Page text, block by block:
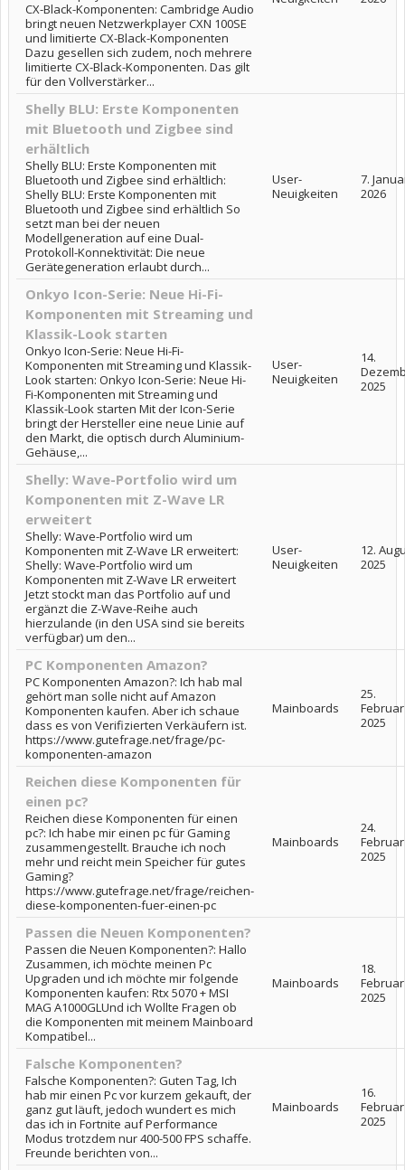
CX-Black-Komponenten: Cambridge Audio
bringt neuen Netzwerkplayer CXN 100SE
und limitierte CX-Black-Komponenten
Dazu gesellen sich zudem, noch mehrere
limitierte CX-Black-Komponenten. Das gilt
für den Vollverstärker...
Shelly BLU: Erste Komponenten
mit Bluetooth und Zigbee sind
erhältlich
Shelly BLU: Erste Komponenten mit
Bluetooth und Zigbee sind erhältlich:
Shelly BLU: Erste Komponenten mit
Bluetooth und Zigbee sind erhältlich So
setzt man bei der neuen
Modellgeneration auf eine Dual-
Protokoll-Konnektivität: Die neue
Gerätegeneration erlaubt durch...
User-
Neuigkeiten
7.
2026
Onkyo Icon-Serie: Neue Hi-Fi-
Komponenten mit Streaming und
Klassik-Look starten
Onkyo Icon-Serie: Neue Hi-Fi-
Komponenten mit Streaming und Klassik-
Look starten: Onkyo Icon-Serie: Neue Hi-
Fi-Komponenten mit Streaming und
Klassik-Look starten Mit der Icon-Serie
bringt der Hersteller eine neue Linie auf
den Markt, die optisch durch Aluminium-
Gehäuse,...
User-
Neuigkeiten
14.
2025
Shelly: Wave-Portfolio wird um
Komponenten mit Z-Wave LR
erweitert
Shelly: Wave-Portfolio wird um
Komponenten mit Z-Wave LR erweitert:
Shelly: Wave-Portfolio wird um
Komponenten mit Z-Wave LR erweitert
Jetzt stockt man das Portfolio auf und
ergänzt die Z-Wave-Reihe auch
hierzulande (in den USA sind sie bereits
verfügbar) um den...
User-
Neuigkeiten
12.
2025
PC Komponenten Amazon?
PC Komponenten Amazon?: Ich hab mal
gehört man solle nicht auf Amazon
Komponenten kaufen. Aber ich schaue
dass es von Verifizierten Verkäufern ist.
https://www.gutefrage.net/frage/pc-
komponenten-amazon
Mainboards
25.
Februar
2025
Reichen diese Komponenten für
einen pc?
Reichen diese Komponenten für einen
pc?: Ich habe mir einen pc für Gaming
zusammengestellt. Brauche ich noch
mehr und reicht mein Speicher für gutes
Gaming?
https://www.gutefrage.net/frage/reichen-
diese-komponenten-fuer-einen-pc
Mainboards
24.
Februar
2025
Passen die Neuen Komponenten?
Passen die Neuen Komponenten?: Hallo
Zusammen, ich möchte meinen Pc
Upgraden und ich möchte mir folgende
Komponenten kaufen: Rtx 5070 + MSI
MAG A1000GLUnd ich Wollte Fragen ob
die Komponenten mit meinem Mainboard
Kompatibel...
Mainboards
18.
Februar
2025
Falsche Komponenten?
Falsche Komponenten?: Guten Tag, Ich
hab mir einen Pc vor kurzem gekauft, der
ganz gut läuft, jedoch wundert es mich
das ich in Fortnite auf Performance
Modus trotzdem nur 400-500 FPS schaffe.
Freunde berichten von...
Mainboards
16.
Februar
2025